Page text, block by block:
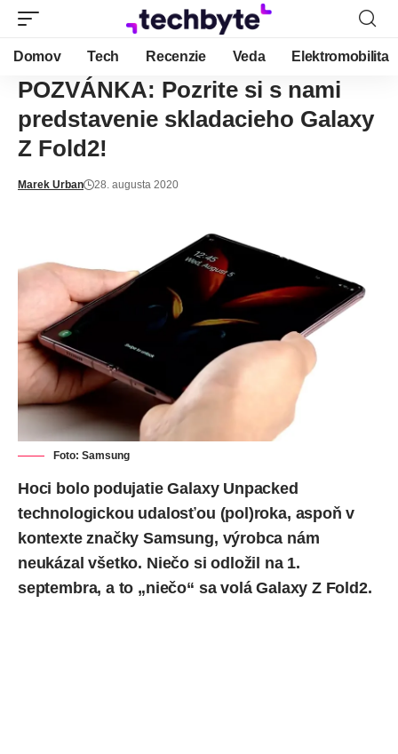
Domov Tech Recenzie Veda Elektromobilita
POZVÁNKA: Pozrite si s nami
predstavenie skladacieho Galaxy
Z Fold2!
Marek Urban 28. augusta 2020
Foto: Samsung
Hoci bolo podujatie Galaxy Unpacked
technologickou udalosťou (pol)roka, aspoň v
kontexte značky Samsung, výrobca nám
neukázal všetko. Niečo si odložil na 1.
septembra, a to „niečo“ sa volá Galaxy Z Fold2.